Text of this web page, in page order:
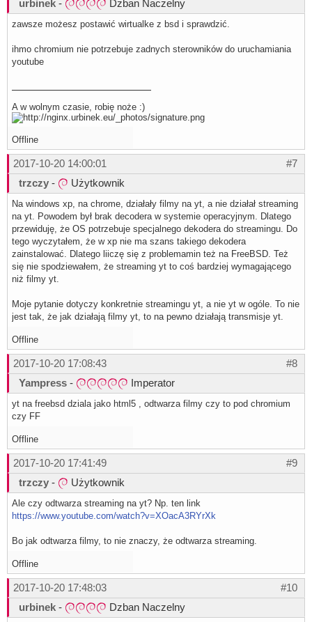
urbinek - Dzban Naczelny
zawsze możesz postawić wirtualke z bsd i sprawdzić.
ihmo chromium nie potrzebuje zadnych sterowników do uruchamiania
youtube
A w wolnym czasie, robię noże :)
Offline
#7
2017-10-20 14:00:01
trzczy - Użytkownik
Na windows xp, na chrome, działały filmy na yt, a nie działał streaming
na yt. Powodem był brak decodera w systemie operacyjnym. Dlatego
przewiduję, że OS potrzebuje specjalnego dekodera do streamingu. Do
tego wyczytałem, że w xp nie ma szans takiego dekodera
zainstalować. Dlatego liiczę się z problemamin też na FreeBSD. Też
się nie spodziewałem, że streaming yt to coś bardziej wymagającego
niż filmy yt.
Moje pytanie dotyczy konkretnie streamingu yt, a nie yt w ogóle. To nie
jest tak, że jak działają filmy yt, to na pewno działają transmisje yt.
Offline
#8
2017-10-20 17:08:43
Yampress - Imperator
yt na freebsd dziala jako html5 , odtwarza filmy czy to pod chromium
czy FF
Offline
#9
2017-10-20 17:41:49
trzczy - Użytkownik
Ale czy odtwarza streaming na yt? Np. ten link
https://www.youtube.com/watch?v=XOacA3RYrXk
Bo jak odtwarza filmy, to nie znaczy, że odtwarza streaming.
Offline
#10
2017-10-20 17:48:03
urbinek - Dzban Naczelny